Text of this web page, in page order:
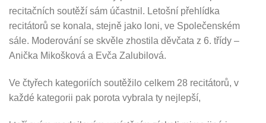
recitačních soutěží sám účastnil. Letošní přehlídka
recitátorů se konala, stejně jako loni, ve Společenském
sále. Moderování se skvěle zhostila děvčata z 6. třídy –
Anička Mikošková a Evča Zalubilová.
Ve čtyřech kategoriích soutěžilo celkem 28 recitátorů, v
každé kategorii pak porota vybrala ty nejlepší,